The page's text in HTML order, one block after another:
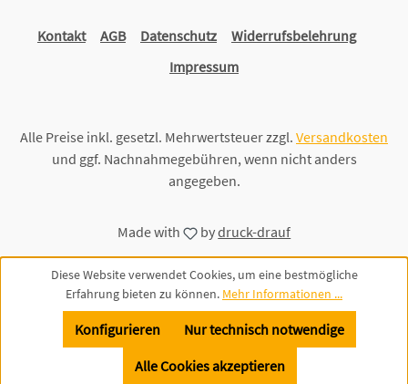
Kontakt AGB Datenschutz
Widerrufsbelehrung
Impressum
Alle Preise inkl. gesetzl. Mehrwertsteuer zzgl. Versandkosten
und ggf. Nachnahmegebühren, wenn nicht anders
angegeben.
Made with bydruck-drauf
Diese Website verwendet Cookies, um eine bestmögliche
Erfahrung bieten zu können. Mehr Informationen ...
Nur technisch notwendige
Konfigurieren
Alle Cookies akzeptieren